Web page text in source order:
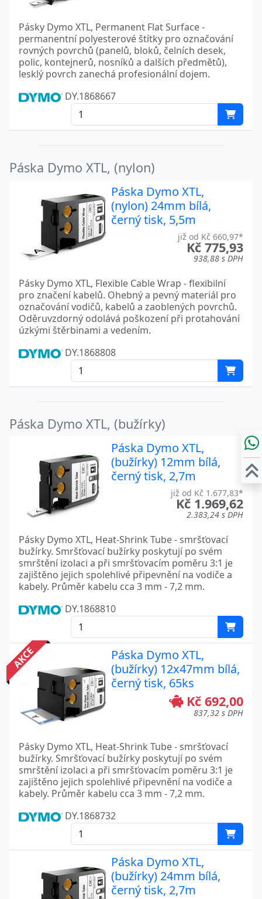
Pásky Dymo XTL, Permanent Flat Surface -
permanentní polyesterové štítky pro označování
rovných povrchů (panelů, bloků, čelních desek,
polic, kontejnerů, nosníků a dalších předmětů),
lesklý povrch zanechá profesionální dojem.
DY.1868667
Páska Dymo XTL, (nylon)
Páska Dymo XTL,
(nylon) 24mm bílá,
černý tisk, 5,5m
již od Kč 660,97*
Kč 775,93
938,88 s DPH
Pásky Dymo XTL, Flexible Cable Wrap - flexibilní
pro značení kabelů. Ohebný a pevný materiál pro
označování vodičů, kabelů a zaoblených povrchů.
Oděruvzdorný odolává poškození při protahování
úzkými štěrbinami a vedením.
DY.1868808
Páska Dymo XTL, (bužírky)
Páska Dymo XTL,
(bužírky) 12mm bílá,
černý tisk, 2,7m
již od Kč 1.677,83*
Kč 1.969,62
2.383,24 s DPH
Pásky Dymo XTL, Heat-Shrink Tube - smršťovací
bužírky. Smršťovací bužírky poskytují po svém
smrštění izolaci a při smršťovacím poměru 3:1 je
zajištěno jejich spolehlivé připevnění na vodiče a
kabely. Průměr kabelu cca 3 mm - 7,2 mm.
DY.1868810
AKCE
Páska Dymo XTL,
(bužírky) 12x47mm bílá,
černý tisk, 65ks
Kč 692,00
837,32 s DPH
Pásky Dymo XTL, Heat-Shrink Tube - smršťovací
bužírky. Smršťovací bužírky poskytují po svém
smrštění izolaci a při smršťovacím poměru 3:1 je
zajištěno jejich spolehlivé připevnění na vodiče a
kabely. Průměr kabelu cca 3 mm - 7,2 mm.
DY.1868732
Páska Dymo XTL,
(bužírky) 24mm bílá,
černý tisk, 2,7m